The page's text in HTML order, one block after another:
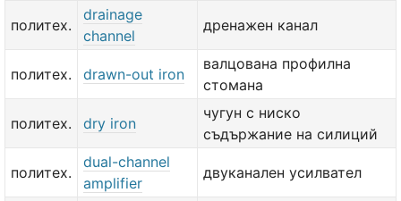
политех.
drainage
channel
дренажен канал
политех. drawn-out iron
валцована профилна
стомана
политех. dry iron
чугун с ниско
съдържание на силиций
политех.
dual-channel
amplifier
двуканален усилвател